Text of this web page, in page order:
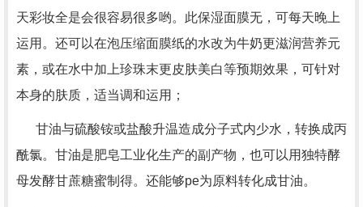
天彩妆全是会很容易很多哟。此保湿面膜无，可每天晚上
运用。还可以在泡压缩面膜纸的水改为牛奶更滋润营养元
素，或在水中加上珍珠末更皮肤美白等预期效果，可针对
本身的肤质，适当调和运用；
甘油与硫酸铵或盐酸升温造成分子式内少水，转换成丙
酰氯。甘油是肥皂工业化生产的副产物，也可以用独特酵
母发酵甘蔗糖蜜制得。还能够pe为原料转化成甘油。